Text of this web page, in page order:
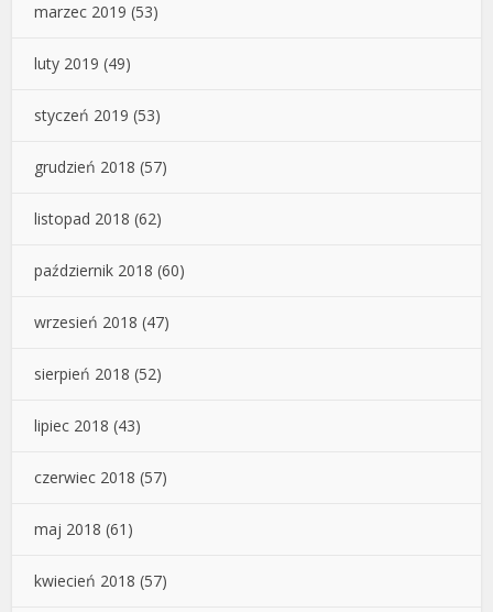
marzec 2019 (53)
luty 2019 (49)
styczeń 2019 (53)
grudzień 2018 (57)
listopad 2018 (62)
październik 2018 (60)
wrzesień 2018 (47)
sierpień 2018 (52)
lipiec 2018 (43)
czerwiec 2018 (57)
maj 2018 (61)
kwiecień 2018 (57)